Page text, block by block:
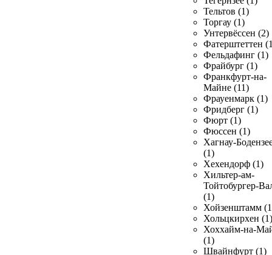
Тельтов (1)
Торгау (1)
Унтервёссен (2)
Фатерштеттен
Фельдафинг (1)
Фрайбург (1)
Франкфурт-на-
Майне (11)
Фрауенмарк (1)
Фридберг (1)
Фюрт (1)
Фюссен (1)
Хагнау-
(1)
Хехендорф (1)
Хильтер-ам-
Тойтобургер-
(1)
Хойзенштамм
Хольцкирхен (1)
Хоххайм-на-
(1)
Швайнфурт (1)